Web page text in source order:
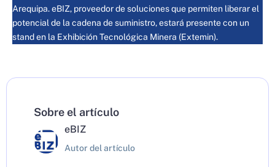
Arequipa. eBIZ, proveedor de soluciones que permiten liberar el
potencial de la cadena de suministro, estará presente con un
stand en la Exhibición Tecnológica Minera (Extemin).
Sobre el artículo
eBIZ
Autor del artículo